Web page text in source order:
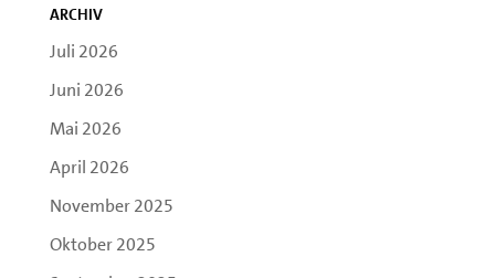
Archiv
Juli 2026
Juni 2026
Mai 2026
April 2026
November 2025
Oktober 2025